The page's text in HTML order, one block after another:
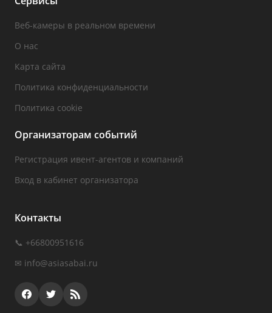
Веб-камеры в реальном времени
О нас
Карта сайта
Политика конфиденциальности
Политика cookie
Организаторам событий
Регистрация ивент-агентов и компаний
Вход в кабинет организатора
Контакты
📞 +66800951616
✉ info@asiasabai.ru